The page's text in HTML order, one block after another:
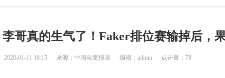
李哥真的生气了！Faker排位赛输掉后，
2020-01-11 18:15 来源：中国电竞报道 编辑：admin 点击量：78